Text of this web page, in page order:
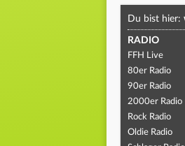
Du bist hier:
RADIO
FFH Live
80er Radio
90er Radio
2000er Radio
Rock Radio
Oldie Radio